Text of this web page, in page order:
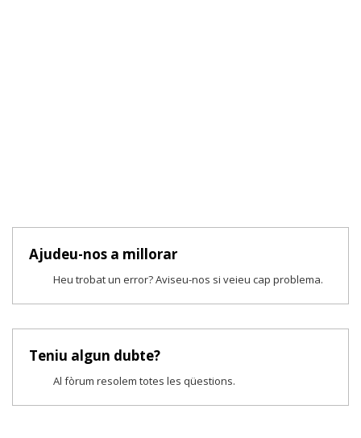
Ajudeu-nos a millorar
Heu trobat un error? Aviseu-nos si veieu cap problema.
Teniu algun dubte?
Al fòrum resolem totes les qüestions.